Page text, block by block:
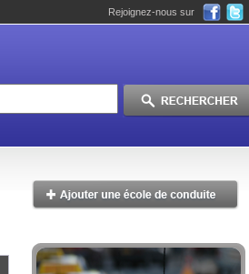
Rejoignez-nous sur